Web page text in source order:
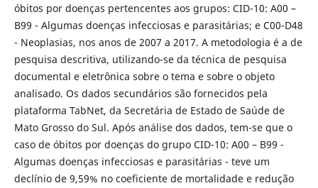
óbitos por doenças pertencentes aos grupos: CID-10: A00 –
B99 - Algumas doenças infecciosas e parasitárias; e C00-D48
- Neoplasias, nos anos de 2007 a 2017. A metodologia é a de
pesquisa descritiva, utilizando-se da técnica de pesquisa
documental e eletrônica sobre o tema e sobre o objeto
analisado. Os dados secundários são fornecidos pela
plataforma TabNet, da Secretária de Estado de Saúde de
Mato Grosso do Sul. Após análise dos dados, tem-se que o
caso de óbitos por doenças do grupo CID-10: A00 – B99 -
Algumas doenças infecciosas e parasitárias - teve um
declínio de 9,59% no coeficiente de mortalidade e redução